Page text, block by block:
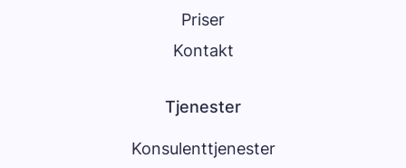
Priser
Kontakt
Tjenester
Konsulenttjenester